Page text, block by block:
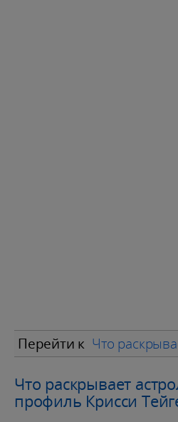
Перейти к Что
Что раскрывает
профиль Крисси